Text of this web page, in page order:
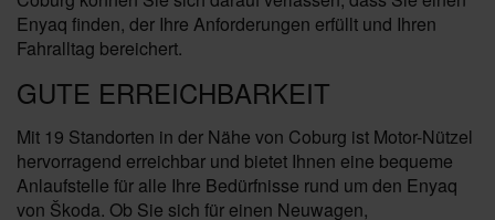
Enyaq finden, der Ihre Anforderungen erfüllt und Ihren
Fahralltag bereichert.
GUTE ERREICHBARKEIT
Mit 19 Standorten in der Nähe von Coburg ist Motor-Nützel
hervorragend erreichbar und bietet Ihnen eine bequeme
Anlaufstelle für alle Ihre Bedürfnisse rund um den Enyaq
von Škoda. Ob Sie sich für einen Neuwagen,